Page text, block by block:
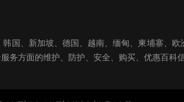
、新加坡、德国、越南、缅甸、柬埔寨、欧
务方面的维护、防护、安全、购买、优惠百科信